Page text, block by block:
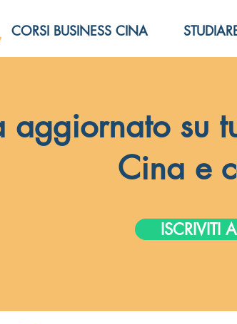
CORSI BUSINESS CINA
aggiornato su
Cina e
ISCRIVITI